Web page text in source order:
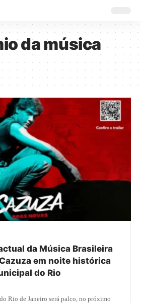
da música
da Música Brasileira
em noite histórica
do Rio
Rio de Janeiro será palco, no próximo